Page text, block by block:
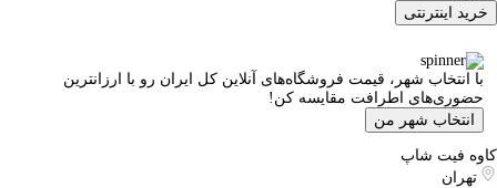
خرید اینترنتی
با انتخاب شهر، قیمت فروشگاه‌های آنلاین کل ایران رو با ارزانترین
حضوری‌های اطرافت مقایسه کن!
انتخاب شهر من
کاوه فیت شاپ
تهران